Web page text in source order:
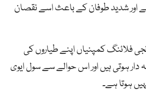
شدید طوفان کے باعث اسے نقصان
فلائنگ کمپنیاں اپنے طیاروں کی
ہوتی ہیں اور اس حوالے سے سول ایوی
ہوتا ہے۔